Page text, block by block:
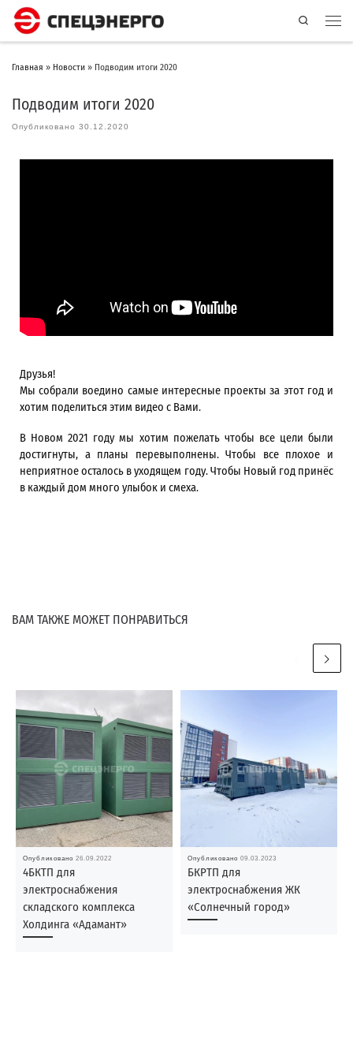
Search
Главная » Новости » Подводим итоги 2020
Подводим итоги 2020
Опубликовано 30.12.2020
Друзья!
Мы собрали воедино самые интересные проекты за этот год и
хотим поделиться этим видео с Вами.
В Новом 2021 году мы хотим пожелать чтобы все цели были
достигнуты, а планы перевыполнены. Чтобы все плохое и
неприятное осталось в уходящем году. Чтобы Новый год принёс
в каждый дом много улыбок и смеха.
ВАМ ТАКЖЕ МОЖЕТ ПОНРАВИТЬСЯ
Опубликовано26.09.2022
4БКТП для
электроснабжения
складского комплекса
Холдинга «Адамант»
Опубликовано09.03.2023
БКРТП для
электроснабжения ЖК
«Солнечный город»